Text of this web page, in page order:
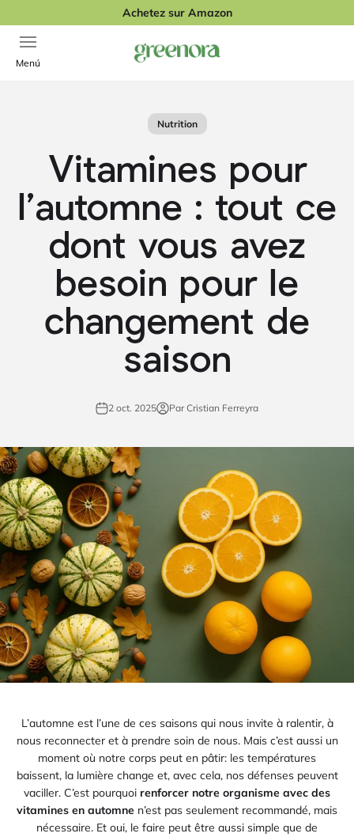
Achetez sur Amazon
Ouvrir la navigation
Menú
Greenora
Nutrition
Vitamines pour
l’automne : tout ce
dont vous avez
besoin pour le
changement de
saison
2 oct. 2025 Par Cristian Ferreyra
L’automne est l’une de ces saisons qui nous invite à ralentir, à
nous reconnecter et à prendre soin de nous. Mais c’est aussi un
moment où notre corps peut en pâtir: les températures
baissent, la lumière change et, avec cela, nos défenses peuvent
vaciller. C’est pourquoi renforcer notre organisme avec des
vitamines en automne n’est pas seulement recommandé, mais
nécessaire. Et oui, le faire peut être aussi simple que de